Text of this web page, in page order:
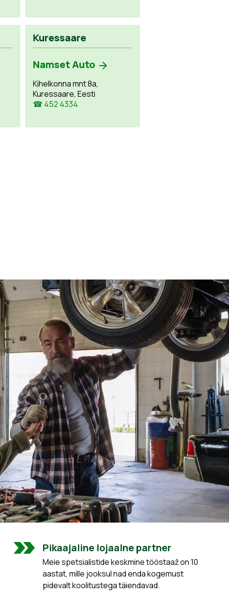
Kuressaare
Namset Auto
Kihelkonna mnt 8a,
Kuressaare, Eesti
☎ 452 4334
Pikaajaline lojaalne partner
Meie spetsialistide keskmine tööstaaž on 10
aastat, mille jooksul nad enda kogemust
pidevalt koolitustega täiendavad.